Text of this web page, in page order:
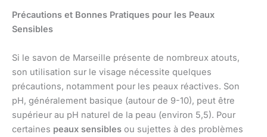
Précautions et Bonnes Pratiques pour les Peaux
Sensibles
Si le savon de Marseille présente de nombreux atouts,
son utilisation sur le visage nécessite quelques
précautions, notamment pour les peaux réactives. Son
pH, généralement basique (autour de 9-10), peut être
supérieur au pH naturel de la peau (environ 5,5). Pour
certaines peaux sensibles ou sujettes à des problèmes